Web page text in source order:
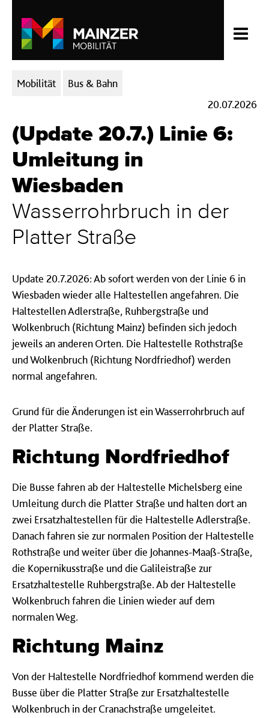
Kategorien:
Mobilität
Bus & Bahn
20.07.2026
(Update 20.7.) Linie 6:
Umleitung in
Wiesbaden
Wasserrohrbruch in der
Platter Straße
Update 20.7.2026: Ab sofort werden von der Linie 6 in
Wiesbaden wieder alle Haltestellen angefahren. Die
Haltestellen Adlerstraße, Ruhbergstraße und
Wolkenbruch (Richtung Mainz) befinden sich jedoch
jeweils an anderen Orten. Die Haltestelle Rothstraße
und Wolkenbruch (Richtung Nordfriedhof) werden
normal angefahren.
Grund für die Änderungen ist ein Wasserrohrbruch auf
der Platter Straße.
Richtung Nordfriedhof
Die Busse fahren ab der Haltestelle Michelsberg eine
Umleitung durch die Platter Straße und halten dort an
zwei Ersatzhaltestellen für die Haltestelle Adlerstraße.
Danach fahren sie zur normalen Position der Haltestelle
Rothstraße und weiter über die Johannes-Maaß-Straße,
die Kopernikusstraße und die Galileistraße zur
Ersatzhaltestelle Ruhbergstraße. Ab der Haltestelle
Wolkenbruch fahren die Linien wieder auf dem
normalen Weg.
Richtung Mainz
Von der Haltestelle Nordfriedhof kommend werden die
Busse über die Platter Straße zur Ersatzhaltestelle
Wolkenbruch in der Cranachstraße umgeleitet.